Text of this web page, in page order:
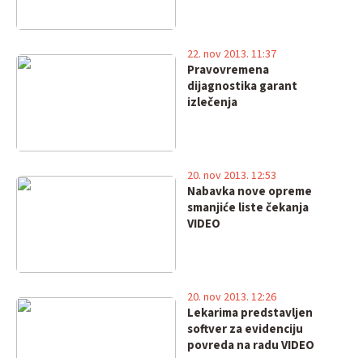
Pravovremena
dijagnostika garant
izlečenja
22. nov 2013. 11:37
Nabavka nove opreme
smanjiće liste čekanja
VIDEO
20. nov 2013. 12:53
Lekarima predstavljen
softver za evidenciju
povreda na radu VIDEO
20. nov 2013. 12:26